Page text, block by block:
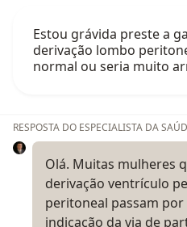
Estou grávida preste a
derivação lombo
normal ou seria muito
RESPOSTA DO ESPECIALISTA DA
Olá. Muitas mulheres
derivação ventrículo
peritoneal passam
indicação da via de